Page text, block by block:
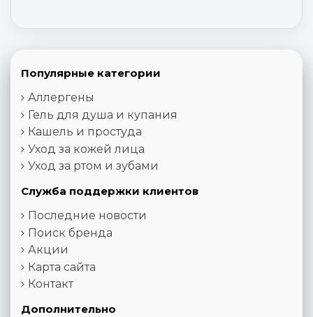
Популярные категории
Аллергены
Гель для душа и купания
Кашель и простуда
Уход за кожей лица
Уход за ртом и зубами
Служба поддержки клиентов
Последние новости
Поиск бренда
Акции
Карта сайта
Контакт
Дополнительно